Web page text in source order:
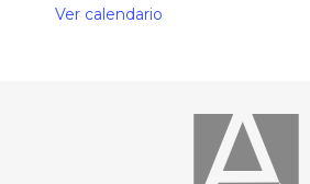
Ver calendario